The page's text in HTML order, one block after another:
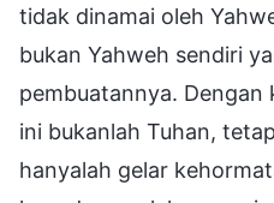
tidak dinamai oleh
bukan Yahweh sendiri
pembuatannya. Dengan
ini bukanlah Tuhan,
hanyalah gelar